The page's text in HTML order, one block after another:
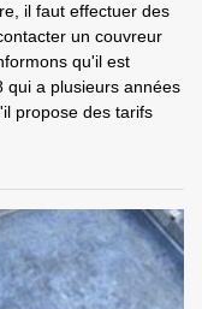
il faut effectuer des
un couvreur
qu'il est
qui a plusieurs années
propose des tarifs